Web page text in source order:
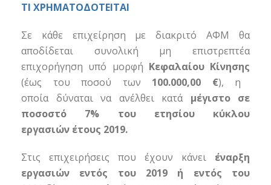
ΤΙ ΧΡΗΜΑΤΟΔΟΤΕΙΤΑΙ
Σε κάθε επιχείρηση με διακριτό ΑΦΜ θα
αποδίδεται συνολική μη επιστρεπτέα
επιχορήγηση υπό μορφή Κεφαλαίου Κίνησης
(έως του ποσού των 100.000,00 €), η
οποίαδύναται να ανέλθει κατά
μέγιστο σε
ποσοστό
7% του ετησίου κύκλου
εργασιών έτους 2019.
Στις επιχειρήσεις που έχουν κάνει
έναρξη
εργασιών εντός του 2019 ή εντός του